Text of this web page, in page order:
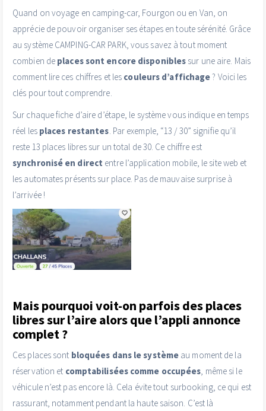
Quand on voyage en camping-car, Fourgon ou en Van, on
apprécie de pouvoir organiser ses étapes en toute sérénité. Grâce
au système CAMPING-CAR PARK, vous savez à tout moment
combien de places sont encore disponibles sur une aire. Mais
comment lire ces chiffres et les couleurs d’affichage? Voici les
clés pour tout comprendre.
Sur chaque fiche d’aire d’étape, le système vous indique en temps
réel les places restantes . Par exemple, “13 / 30” signifie qu’il
reste 13 places libres sur un total de 30. Ce chiffre est
synchronisé en direct entre l’application mobile, le site web et
les automates présents sur place. Pas de mauvaise surprise à
l’arrivée !
Mais pourquoi voit-on parfois des places
libres sur l’aire alors que l’appli annonce
complet ?
Ces places sont bloquées dans le système au moment de la
réservation et comptabilisées comme occupées , même si le
véhicule n’est pas encore là. Cela évite tout surbooking, ce qui est
rassurant, notamment pendant la haute saison. C’est là